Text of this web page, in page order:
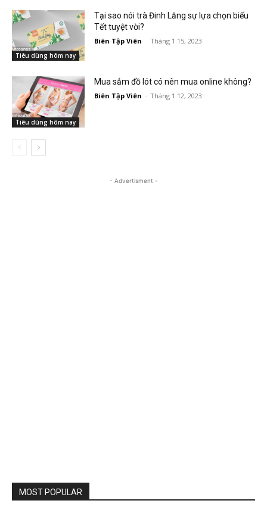
Tiêu dùng hôm nay
Tại sao nói trà Đinh Lăng sự lựa chọn biếu
Tết tuyệt vời?
Biên Tập Viên - Tháng 1 15, 2023
Tiêu dùng hôm nay
Mua sắm đồ lót có nên mua online không?
Biên Tập Viên - Tháng 1 12, 2023
- Advertisment -
MOST POPULAR